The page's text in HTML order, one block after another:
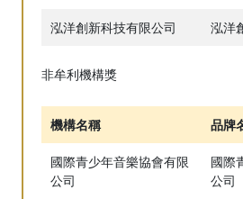
泓洋創新科技有限公司 泓洋
非牟利機構獎
機構名稱 品牌
國際青少年音樂協會有限
公司
國際
公司